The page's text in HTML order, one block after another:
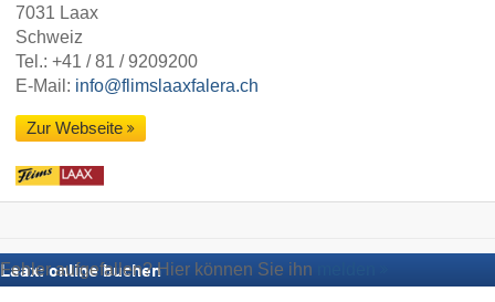
7031 Laax
Schweiz
Tel.: +41 / 81 / 9209200
E-Mail: info@flimslaaxfalera.ch
Zur Webseite
Fehler aufgefallen? Hier können Sie ihn
Laax: online buchen